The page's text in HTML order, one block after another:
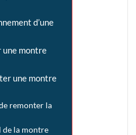
d’une
montre
une montre
remonter la
de la montre